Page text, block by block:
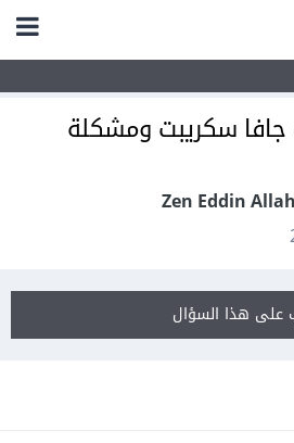
سكريبت ومشكلة
على هذا السؤال